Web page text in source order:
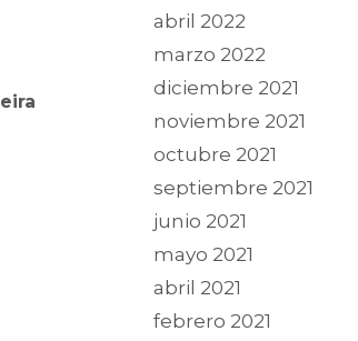
abril 2022
marzo 2022
diciembre 2021
noviembre 2021
octubre 2021
septiembre 2021
junio 2021
mayo 2021
abril 2021
febrero 2021